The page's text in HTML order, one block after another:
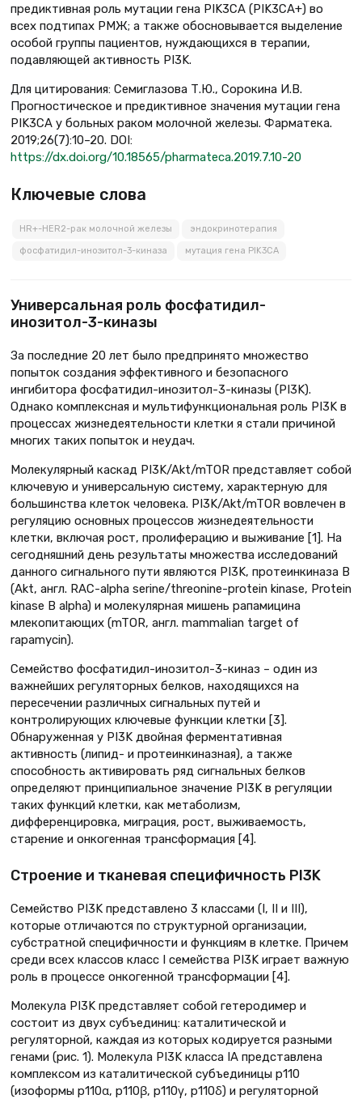
предиктивная роль мутации гена PIK3CA (PIK3CA+) во
всех подтипах РМЖ; а также обосновывается выделение
особой группы пациентов, нуждающихся в терапии,
подавляющей активность PI3K.
Для цитирования: Семиглазова Т.Ю., Сорокина И.В.
Прогностическое и предиктивное значения мутации гена
PIK3CA у больных раком молочной железы. Фарматека.
2019;26(7):10–20. DOI:
https://dx.doi.org/10.18565/pharmateca.2019.7.10-20
Ключевые слова
HR+-HER2-рак молочной железы эндокринотерапия
фосфатидил-инозитол-3-киназа мутация гена PIK3CA
Универсальная роль фосфатидил-
инозитол-3-киназы
За последние 20 лет было предпринято множество
попыток создания эффективного и безопасного
ингибитора фосфатидил-инозитол-3-киназы (PI3K).
Однако комплексная и мультифункциональная роль PI3K в
процессах жизнедеятельности клетки я стали причиной
многих таких попыток и неудач.
Молекулярный каскад PI3K/Akt/mTOR представляет собой
ключевую и универсальную систему, характерную для
большинства клеток человека. PI3K/Akt/mTOR вовлечен в
регуляцию основных процессов жизнедеятельности
клетки, включая рост, пролиферацию и выживание [1]. На
сегодняшний день результаты множества исследований
данного сигнального пути являются PI3K, протеинкиназа B
(Akt, англ. RAC-alpha serine/threonine-protein kinase, Protein
kinase B alpha) и молекулярная мишень рапамицина
млекопитающих (mTOR, англ. mammalian target of
rapamycin).
Семейство фосфатидил-инозитол-3-киназ – один из
важнейших регуляторных белков, находящихся на
пересечении различных сигнальных путей и
контролирующих ключевые функции клетки [3].
Обнаруженная у PI3K двойная ферментативная
активность (липид- и протеинкиназная), а также
способность активировать ряд сигнальных белков
определяют принципиальное значение PI3K в регуляции
таких функций клетки, как метаболизм,
дифференцировка, миграция, рост, выживаемость,
старение и онкогенная трансформация [4].
Строение и тканевая специфичность PI3K
Семейство PI3K представлено 3 классами (I, II и III),
которые отличаются по структурной организации,
субстратной специфичности и функциям в клетке. Причем
среди всех классов класс I семейства PI3K играет важную
роль в процессе онкогенной трансформации [4].
Молекула PI3K представляет собой гетеродимер и
состоит из двух субъединиц: каталитической и
регуляторной, каждая из которых кодируется разными
генами (рис. 1). Молекула PI3K класса IA представлена
комплексом из каталитической субъединицы р110
(изоформы р110α, р110β, р110γ, р110δ) и регуляторной